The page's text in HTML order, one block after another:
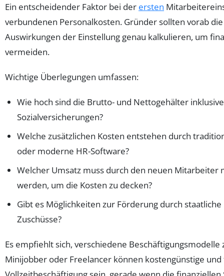
Ein entscheidender Faktor bei der ersten
verbundenen Personalkosten. Gründer sollten vorab
Auswirkungen der Einstellung genau kalkulieren, um
vermeiden.
Wichtige Überlegungen umfassen:
Wie hoch sind die Brutto- und Nettogehälter
Sozialversicherungen?
Welche zusätzlichen Kosten entstehen durch
oder moderne HR-Software?
Welcher Umsatz muss durch den neuen Mitarbeiter
werden, um die Kosten zu decken?
Gibt es Möglichkeiten zur Förderung durch
Zuschüsse?
Es empfiehlt sich, verschiedene
Minijobber oder Freelancer können kostengünstige